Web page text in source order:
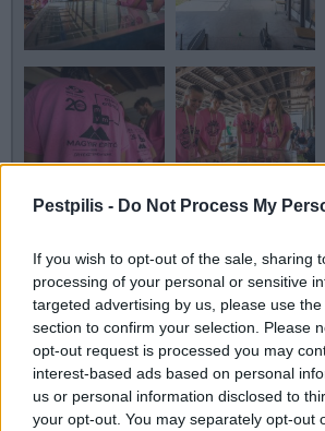
Pestpilis - Do Not Process My
If you wish to opt-out of the sale, sharing
processing of your personal or sensitive
targeted advertising by us, please use
section to confirm your selection. Please
opt-out request is processed you may
interest-based ads based on personal
us or personal information disclosed to
your opt-out. You may separately opt-out